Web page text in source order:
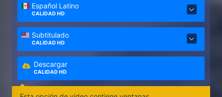
Español Latino
CALIDAD HD
Subtitulado
CALIDAD HD
Descargar
CALIDAD HD